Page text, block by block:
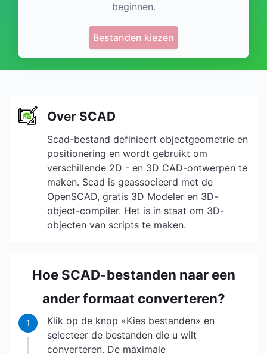
beginnen.
Bestanden kiezen
Over SCAD
Scad-bestand definieert objectgeometrie en
positionering en wordt gebruikt om
verschillende 2D - en 3D CAD-ontwerpen te
maken. Scad is geassocieerd met de
OpenSCAD, gratis 3D Modeler en 3D-
object-compiler. Het is in staat om 3D-
objecten van scripts te maken.
Hoe SCAD-bestanden naar een
ander formaat converteren?
1
Klik op de knop «Kies bestanden» en
selecteer de bestanden die u wilt
converteren. De maximale